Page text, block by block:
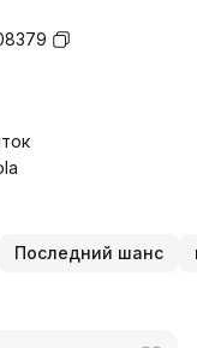
Последний шанс